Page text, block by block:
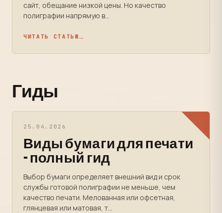
сайт, обещание низкой цены. Но качество
полиграфии напрямую в...
ЧИТАТЬ СТАТЬЮ
Гиды
25.04.2026
Виды бумаги для печати
- полный гид
Выбор бумаги определяет внешний вид и срок
службы готовой полиграфии не меньше, чем
качество печати. Мелованная или офсетная,
глянцевая или матовая, т...